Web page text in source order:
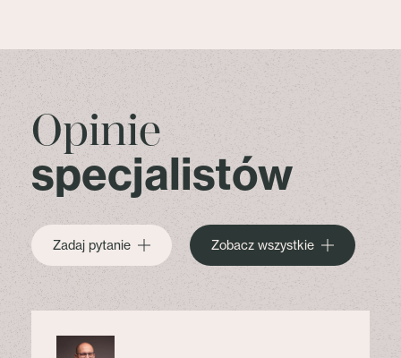
Opinie
specjalistów
Zadaj pytanie Zobacz wszystkie